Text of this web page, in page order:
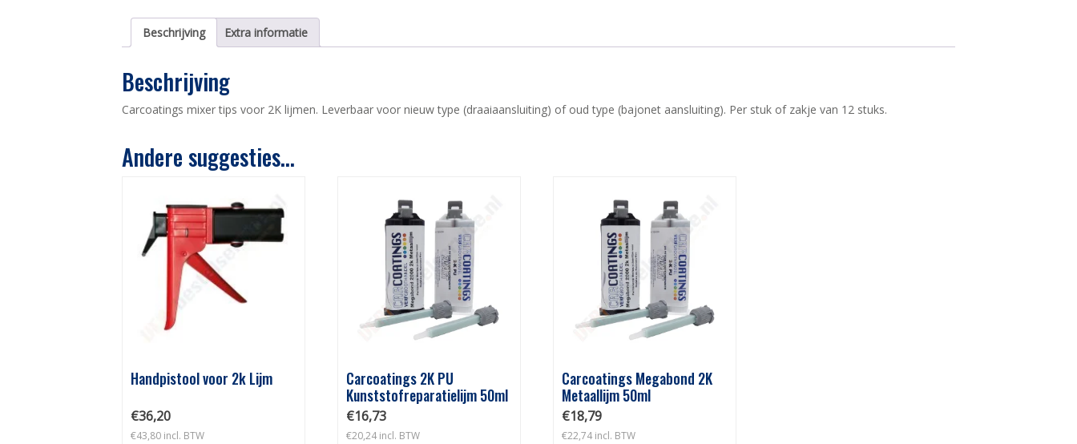
Beschrijving Extra informatie
Beschrijving
Carcoatings mixer tips voor 2K lijmen. Leverbaar voor nieuw type (draaiaansluiting) of oud type (bajonet aansluiting). Per stuk of zakje van 12 stuks.
Andere suggesties…
Handpistool voor 2k Lijm
€36,20
€43,80 incl. BTW
Carcoatings 2K PU
Kunststofreparatielijm 50ml
€16,73
€20,24incl. BTW
Carcoatings Megabond 2K
Metaallijm 50ml
€18,79
€22,74incl. BTW